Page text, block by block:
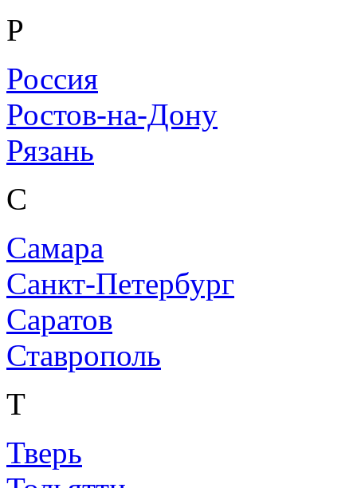
Р
Россия
Ростов-на-Дону
Рязань
С
Самара
Санкт-Петербург
Саратов
Ставрополь
Т
Тверь